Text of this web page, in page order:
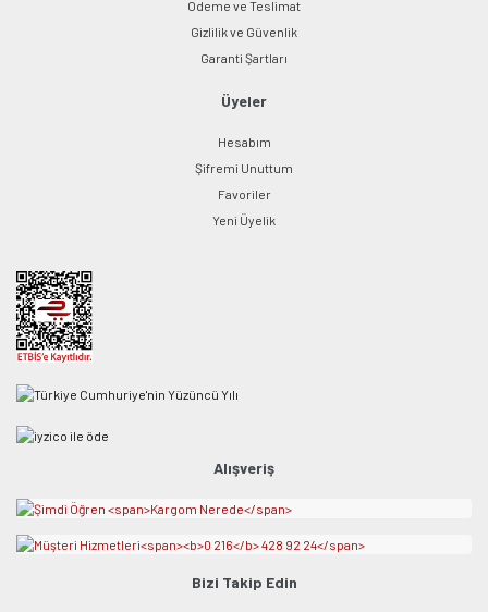
Ödeme ve Teslimat
Gizlilik ve Güvenlik
Garanti Şartları
Üyeler
Hesabım
Şifremi Unuttum
Favoriler
Yeni Üyelik
Alışveriş
Bizi Takip Edin